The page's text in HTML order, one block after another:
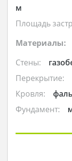
м
Площадь
Материалы:
Стены:
Перекрытие:
Кровля:
Фундамент: